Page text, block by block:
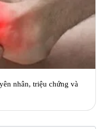
nhân, triệu chứng và